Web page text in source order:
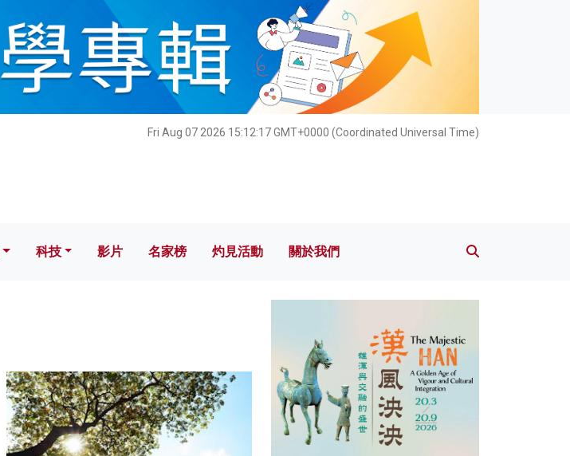
Fri Aug 07 2026 15:12:18 GMT+0000 (Coordinated Universal Time)
科技 影片 名家榜 灼見活動 關於我們
科技 影片 名家榜 灼見活動 關於我們